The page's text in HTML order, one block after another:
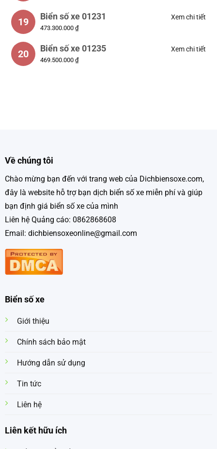
19 Biển số xe 01231
473.300.000 ₫
Xem chi tiết
20 Biển số xe 01235
469.500.000 ₫
Xem chi tiết
Về chúng tôi
Chào mừng bạn đến với trang web của Dichbiensoxe.com,
đây là website hỗ trợ bạn dịch biển số xe miễn phí và giúp
bạn định giá biển số xe của mình
Liên hệ Quảng cáo: 0862868608
Email: dichbiensoxeonline@gmail.com
Biển số xe
Giới thiệu
Chính sách bảo mật
Hướng dẫn sử dụng
Tin tức
Liên hệ
Liên kết hữu ích